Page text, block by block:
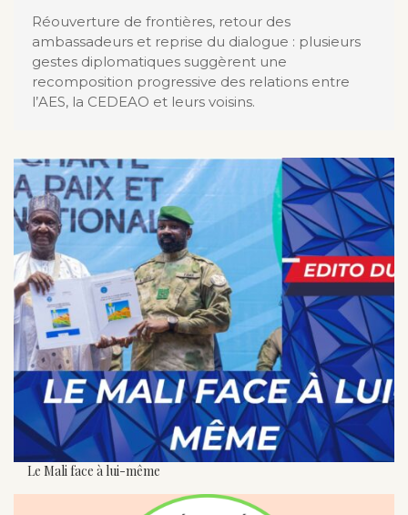
Réouverture de frontières, retour des
ambassadeurs et reprise du dialogue : plusieurs
gestes diplomatiques suggèrent une
recomposition progressive des relations entre
l’AES, la CEDEAO et leurs voisins.
Le Mali face à lui-même